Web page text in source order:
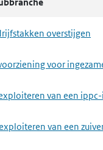
van een ippc-
van een ippc-
overstijgen
voor
van een
van een